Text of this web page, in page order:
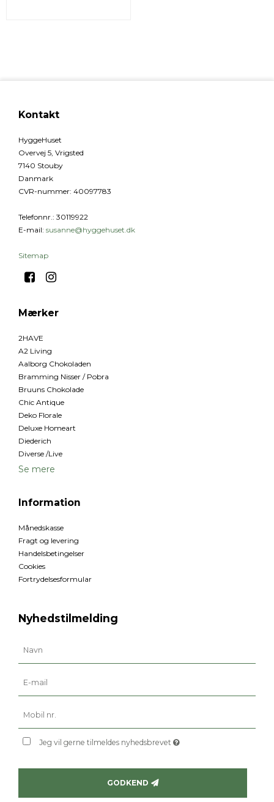
Kontakt
HyggeHuset
Overvej 5, Vrigsted
7140 Stouby
Danmark
CVR-nummer: 40097783
Telefonnr.: 30119922
E-mail: susanne@hyggehuset.dk
Sitemap
Mærker
2HAVE
A2 Living
Aalborg Chokoladen
Bramming Nisser / Pobra
Bruuns Chokolade
Chic Antique
Deko Florale
Deluxe Homeart
Diederich
Diverse /Live
Se mere
Information
Månedskasse
Fragt og levering
Handelsbetingelser
Cookies
Fortrydelsesformular
Nyhedstilmelding
Jeg vil gerne tilmeldes nyhedsbrevet
GODKEND